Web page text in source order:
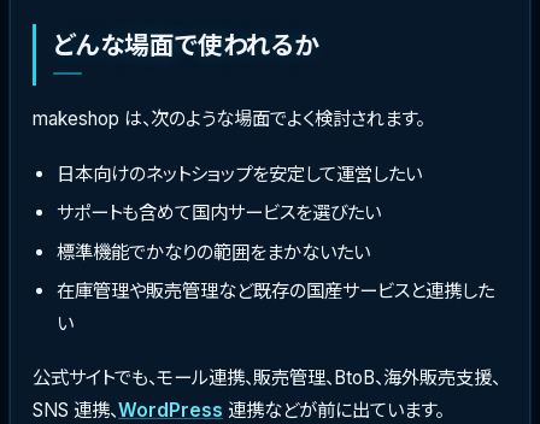
どんな場面で使われるか
makeshop は、次のような場面でよく検討されます。
日本向けのネットショップを安定して運営したい
サポートも含めて国内サービスを選びたい
標準機能でかなりの範囲をまかないたい
在庫管理や販売管理など既存の国産サービスと連携した
い
公式サイトでも、モール連携、販売管理、BtoB、海外販売支援、
SNS 連携、WordPress 連携などが前に出ています。